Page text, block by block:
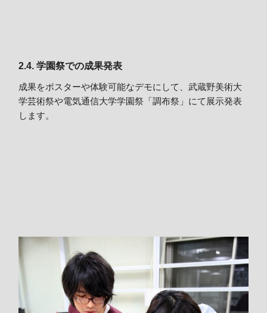
2.4. 学園祭での成果発表
成果をポスターや体験可能なデモにして、武蔵野美術大
学芸術祭や電気通信大学学園祭「調布祭」にて展示発表
します。